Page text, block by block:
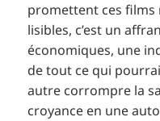
promettent ces films
lisibles, c’est un
économiques, une
de tout ce qui
autre corrompre la
croyance en une